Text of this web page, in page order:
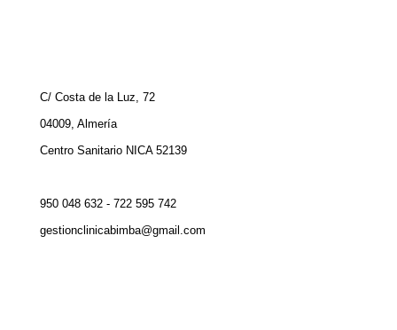
C/ Costa de la Luz, 72
04009, Almería
Centro Sanitario NICA 52139
950 048 632 - 722 595 742
gestionclinicabimba@gmail.com